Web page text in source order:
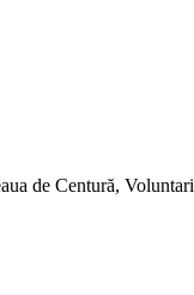
de Centură, Voluntari